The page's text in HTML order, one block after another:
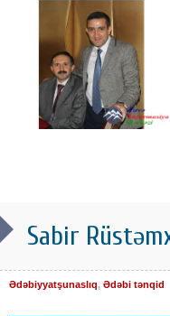
Sabir
Ədəbiyyatşunaslıq, Ədəbi tənqid